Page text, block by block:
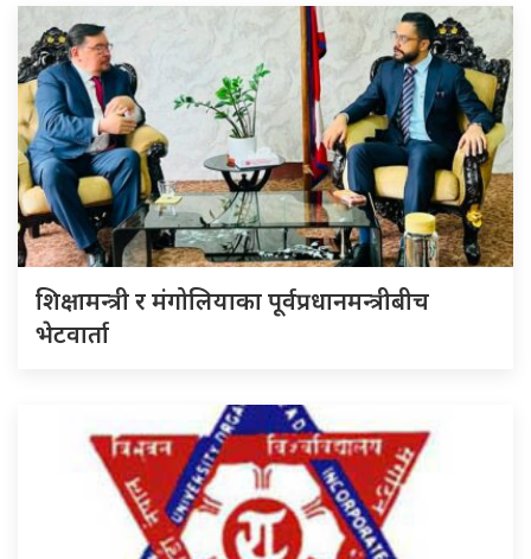
शिक्षामन्त्री र मंगोलियाका पूर्वप्रधानमन्त्रीबीच
भेटवार्ता